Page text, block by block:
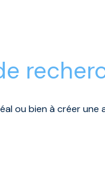
ou bien à créer une